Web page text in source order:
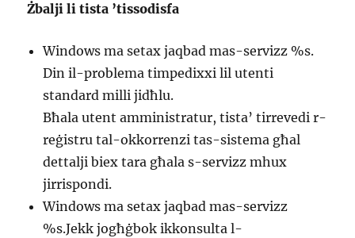
Żbalji li tista ’tissodisfa
Windows ma setax jaqbad mas-servizz %s.
Din il-problema timpedixxi lil utenti
standard milli jidħlu.
Bħala utent amministratur, tista’ tirrevedi r-
reġistru tal-okkorrenzi tas-sistema għal
dettalji biex tara għala s-servizz mhux
jirrispondi.
Windows ma setax jaqbad mas-servizz
%s.Jekk jogħġbok ikkonsulta l-